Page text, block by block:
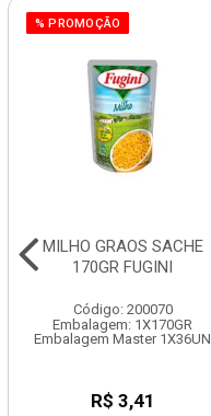
% PROMOÇÃO
MILHO GRAOS SACHE
170GR FUGINI
Código: 200070
Embalagem: 1X170GR
Embalagem Master 1X36UN
R$ 3,41